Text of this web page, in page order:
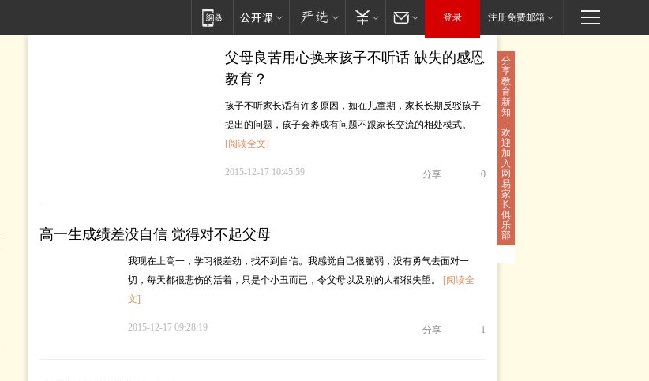
登录 注册免费邮箱
父母良苦用心换来孩子不听话 缺失的感恩
教育？
孩子不听家长话有许多原因，如在儿童期，家长长期反驳孩子
提出的问题，孩子会养成有问题不跟家长交流的相处模式。
[阅读全文]
2015-12-17 10:45:59 0
分享
高一生成绩差没自信 觉得对不起父母
我现在上高一，学习很差劲，找不到自信。我感觉自己很脆弱，没有勇气去面对一
切，每天都很悲伤的活着，只是个小丑而已，令父母以及别的人都很失望。
[阅读全
文]
2015-12-17 09:28:19 1
分享
分
享
教
育
新
知
:
欢
迎
加
入
网
易
家
长
俱
乐
部